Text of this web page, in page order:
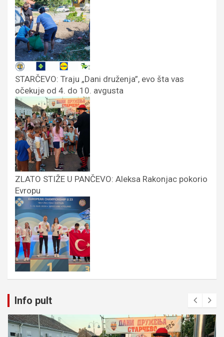
STARČEVO: Traju „Dani druženja”, evo šta vas
očekuje od 4. do 10. avgusta
ZLATO STIŽE U PANČEVO: Aleksa Rakonjac pokorio
Evropu
Info pult